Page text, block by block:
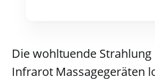
Die wohltuende
Infrarot Massagegeräten